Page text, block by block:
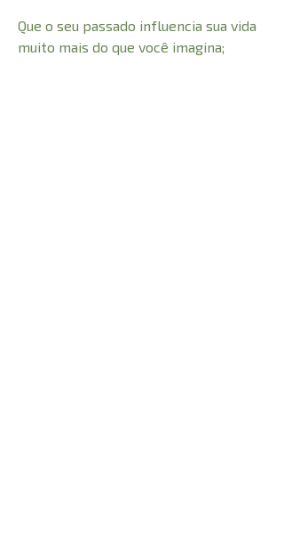
Que o seu passado influencia sua vida
muito mais do que você imagina;